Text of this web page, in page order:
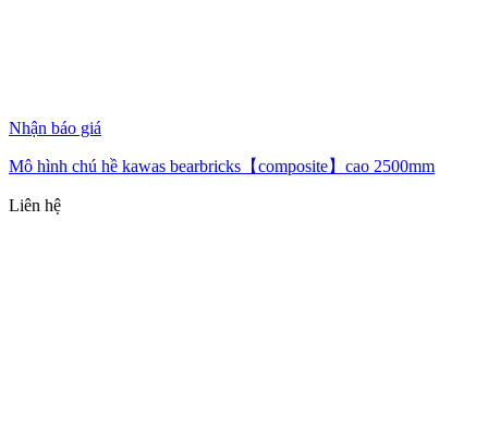
Nhận báo giá
Mô hình chú hề kawas bearbricks【composite】cao 2500mm
Liên hệ